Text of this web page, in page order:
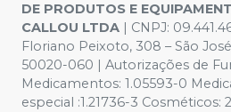
DE PRODUTOS E
CALLOU LTDA | CNPJ:
Floriano Peixoto, 308 – São
50020-060 | Autorizações de
Medicamentos: 1.05593-0
especial :1.21736-3 Cosméticos: